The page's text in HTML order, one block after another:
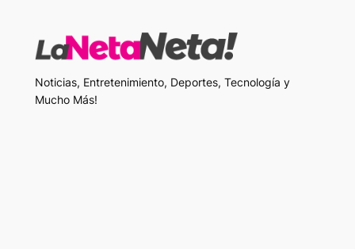
Noticias, Entretenimiento, Deportes, Tecnología y
Mucho Más!